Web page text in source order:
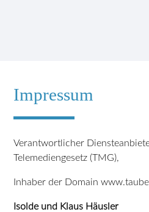
Suchbegriffe
Impressum
Verantwortlicher
Telemediengesetz (TMG),
Inhaber der Domain
Isolde und Klaus Häusler